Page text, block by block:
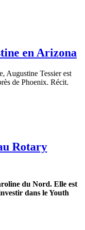
en Arizona
Augustine Tessier est
de Phoenix. Récit.
Rotary
du Nord. Elle est
dans le Youth